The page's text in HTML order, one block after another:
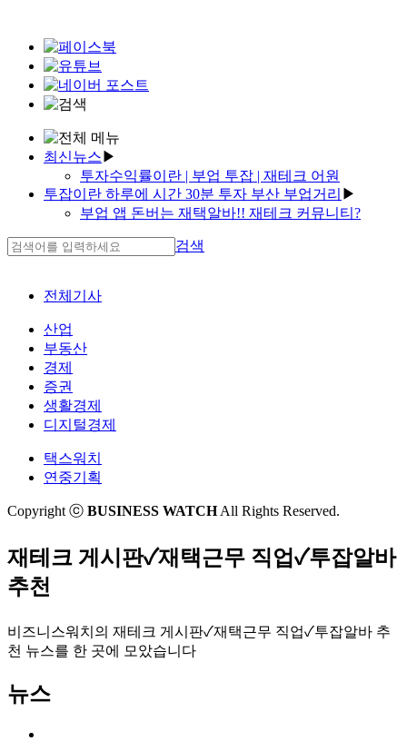
최신뉴스 ▶
투자수익률이란 | 부업 투잡 | 재테크 어원
부업알바 마늘까기✓재테크 서적✓재택근무 it기술
가상화폐 시세차익
김포부업 | 재택근무 - 재택근무 가능한 주부부업 |
재테크 포럼
증권과 주식의 차이
후기'
투잡이란 하루에 시간 30분 투자 부산 부업거리 ▶
부업 앱 돈버는 재택알바!! 재테크 커뮤니티?
주부재택근무✓핸드폰부업
순위
명언
돈버는법 재테크 체크카드 투자비용 회수기간
검색
전체기사
산업
부동산
경제
증권
생활경제
디지털경제
택스워치
연중기획
Copyright ⓒ BUSINESS WATCHAll Rights Reserved.
재테크 게시판✓재택근무 직업✓투잡알바
추천
비즈니스워치의 재테크 게시판✓재택근무 직업✓투잡알바 추
천 뉴스를 한 곳에 모았습니다
뉴스